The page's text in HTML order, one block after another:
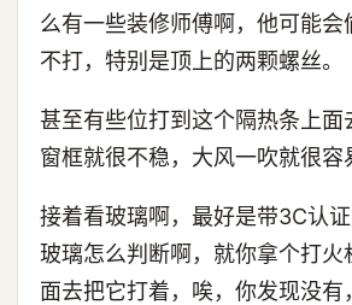
么有一些装修师傅啊，他可能会
不打，特别是顶上的两颗螺丝。
甚至有些位打到这个隔热条上面
窗框就很不稳，大风一吹就很容
接着看玻璃啊，最好是带3C认
玻璃怎么判断啊，就你拿个打火
面去把它打着，唉，你发现没有